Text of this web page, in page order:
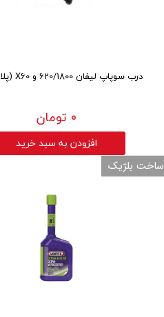
درب سوپاپ لیفان 620/1800 و X60 (پلاستیکی)
۰ تومان
افزودن به سبد خرید
ساخت بلژیک